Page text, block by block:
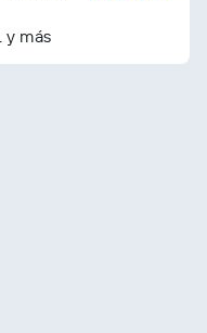
… y más